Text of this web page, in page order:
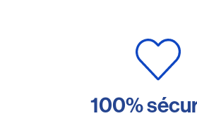
100%